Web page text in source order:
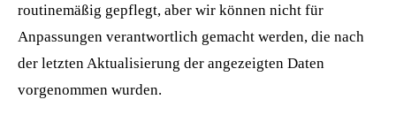
routinemäßig gepflegt, aber wir können nicht für
Anpassungen verantwortlich gemacht werden, die nach
der letzten Aktualisierung der angezeigten Daten
vorgenommen wurden.